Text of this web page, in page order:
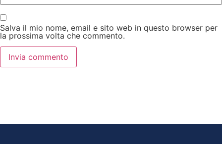
Salva il mio nome, email e sito web in questo browser per
la prossima volta che commento.